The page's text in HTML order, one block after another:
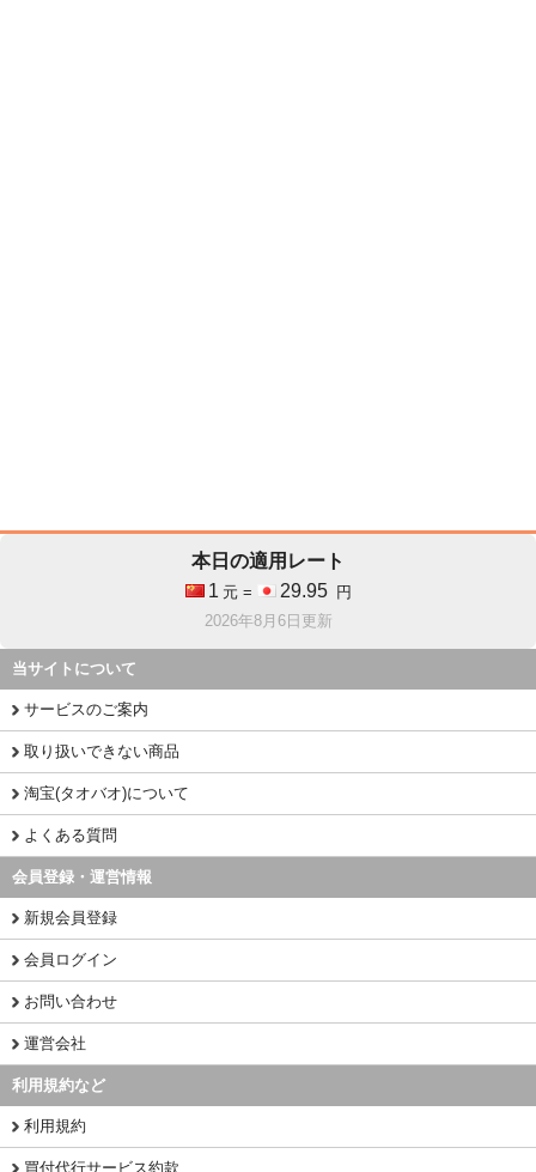
本日の適用レート
1 元 = 29.95
円
2026年8月6日更新
当サイトについて
サービスのご案内
取り扱いできない商品
淘宝(タオバオ)について
よくある質問
会員登録・運営情報
新規会員登録
会員ログイン
お問い合わせ
運営会社
利用規約など
利用規約
買付代行サービス約款